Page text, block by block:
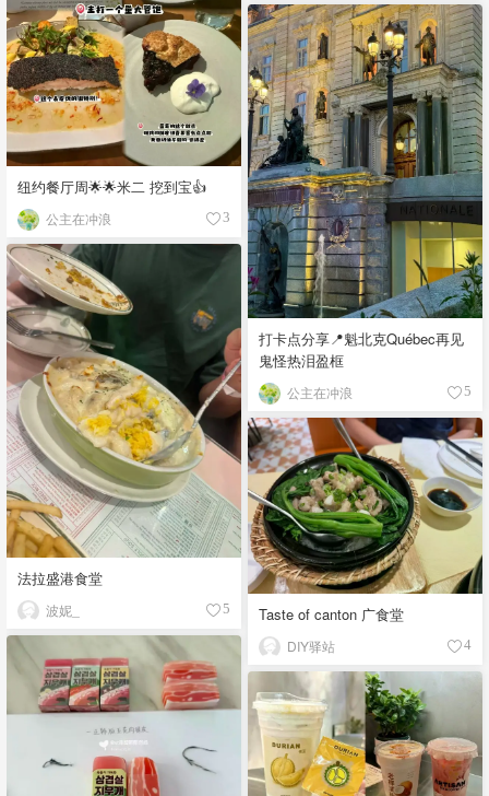
纽约餐厅周🌟🌟米二 挖到宝👍
公主在冲浪 3
打卡点分享📍魁北克Québec再见
鬼怪热泪盈框
公主在冲浪 5
法拉盛港食堂
波妮_ 5 Taste of canton 广食堂
DIY驿站 4